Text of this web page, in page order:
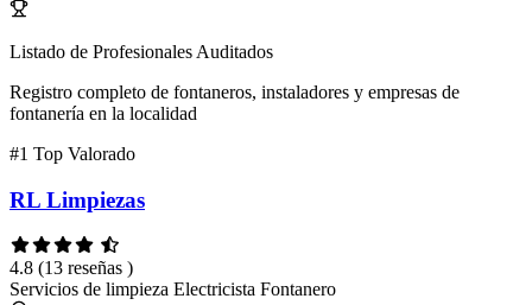
Listado de Profesionales Auditados
Registro completo de fontaneros, instaladores y empresas de
fontanería en la localidad
#1 Top Valorado
RL Limpiezas
4.8 (13 reseñas )
Servicios de limpieza Electricista Fontanero